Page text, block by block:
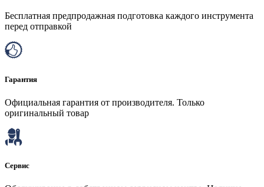
Бесплатная предпродажная подготовка каждого инструмента
перед отправкой
Гарантия
Официальная гарантия от производителя. Только
оригинальный товар
Сервис